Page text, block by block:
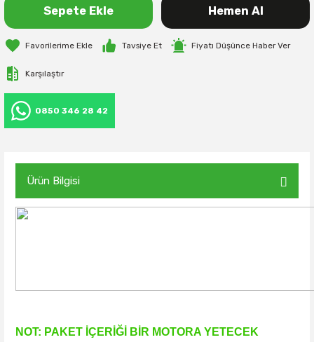
Sepete Ekle Hemen Al
Tavsiye Et Fiyatı Düşünce Haber Ver
Karşılaştır
0850 346 28 42
Ürün Bilgisi
NOT: PAKET İÇERİĞİ BİR MOTORA YETECEK